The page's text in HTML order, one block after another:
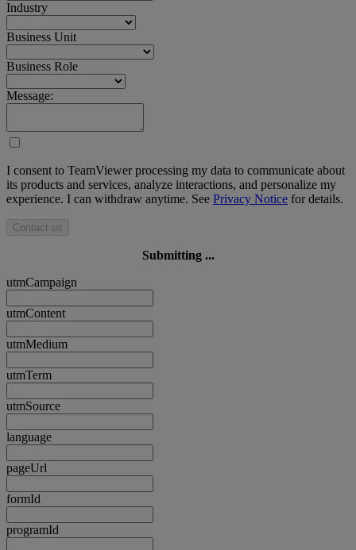
Industry
Business Unit
Business Role
Message:
I consent to TeamViewer processing my data to communicate about
its products and services, analyze interactions, and personalize my
experience. I can withdraw anytime. See Privacy Notice for details.
Contact us
Submitting ...
utmCampaign
utmContent
utmMedium
utmTerm
utmSource
language
pageUrl
formId
programId